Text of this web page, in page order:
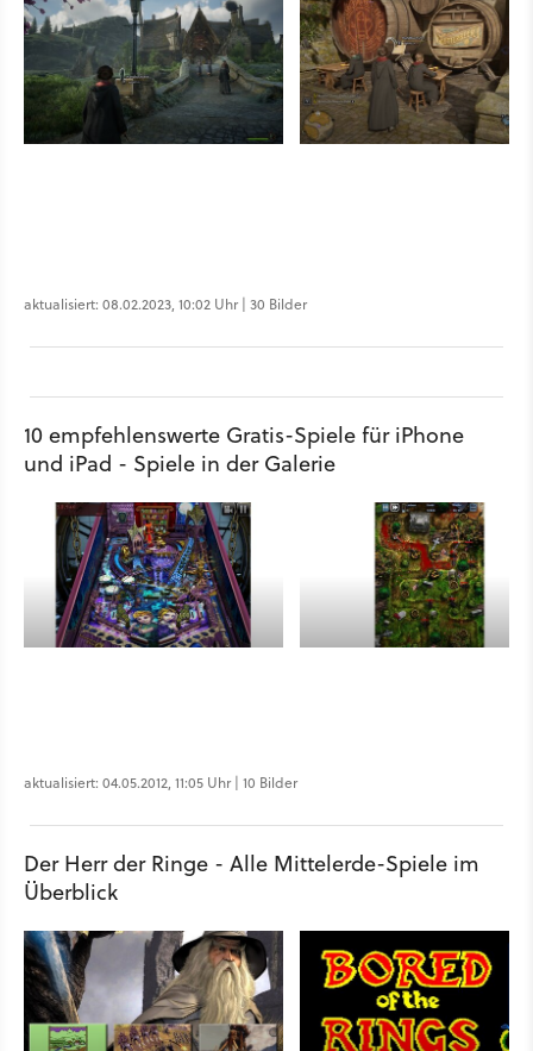
aktualisiert: 08.02.2023, 10:02 Uhr | 30 Bilder
10 empfehlenswerte Gratis-Spiele für iPhone
und iPad - Spiele in der Galerie
aktualisiert: 04.05.2012, 11:05 Uhr | 10 Bilder
Der Herr der Ringe - Alle Mittelerde-Spiele im
Überblick